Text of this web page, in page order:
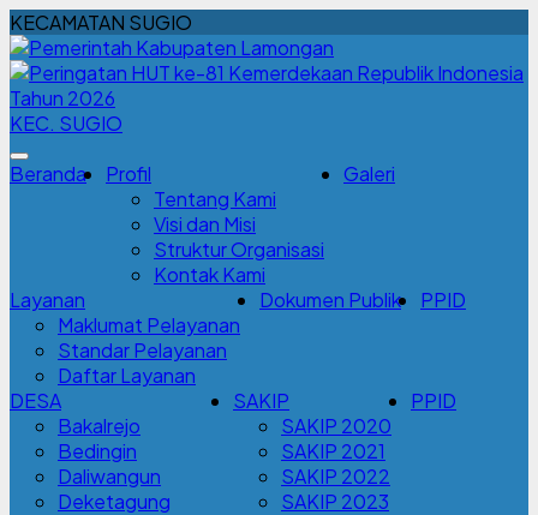
KECAMATAN SUGIO
KEC. SUGIO
Beranda
Profil
Tentang Kami
Visi dan Misi
Struktur Organisasi
Kontak Kami
Galeri
Layanan
Maklumat Pelayanan
Standar Pelayanan
Daftar Layanan
Dokumen Publik PPID
DESA
Bakalrejo
Bedingin
Daliwangun
Deketagung
SAKIP
SAKIP 2020
SAKIP 2021
SAKIP 2022
SAKIP 2023
PPID